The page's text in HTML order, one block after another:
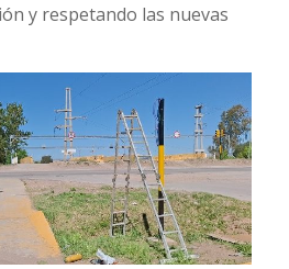
y respetando las nuevas